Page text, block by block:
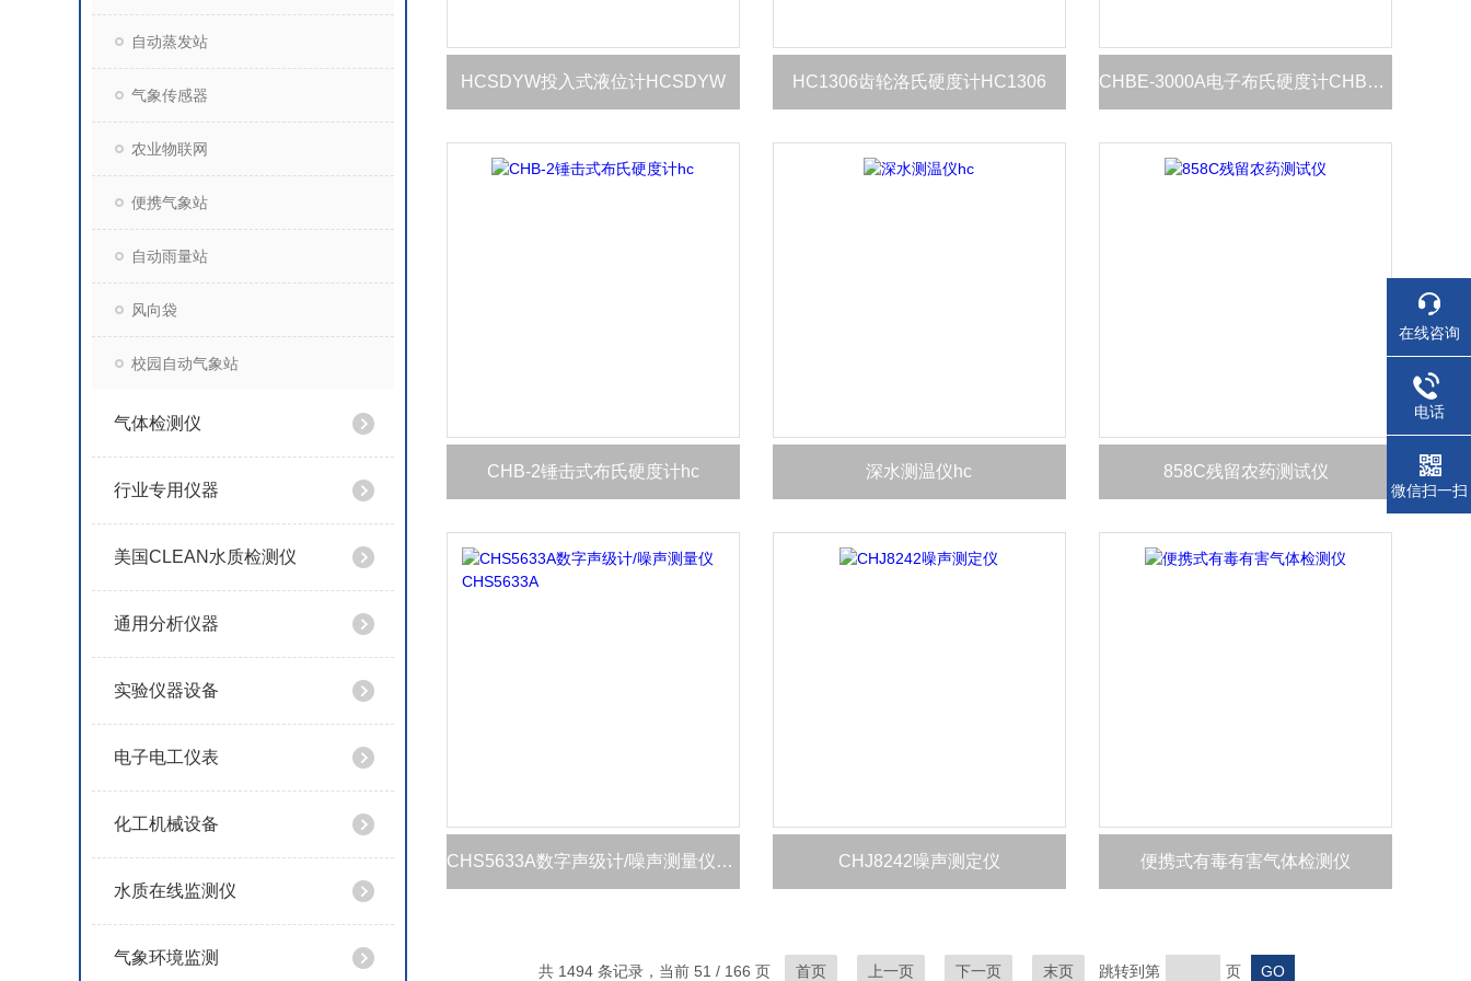
自动蒸发站
气象传感器
农业物联网
便携气象站
自动雨量站
风向袋
校园自动气象站
气体检测仪
行业专用仪器
美国CLEAN水质检测仪
通用分析仪器
实验仪器设备
电子电工仪表
化工机械设备
水质在线监测仪
气象环境监测
HCSDYW投入式液位计HCSDYW HC1306齿轮洛氏硬度计HC1306 CHBE-3000A电子布氏硬度计CHBE-3000A
CHB-2锤击式布氏硬度计hc 深水测温仪hc 858C残留农药测试仪
CHS5633A数字声级计/噪声测量仪CHS5633A CHJ8242噪声测定仪 便携式有毒有害气体检测仪
共 1494 条记录，当前 51 / 166 页 首页 上一页 下一页 末页 跳转到第 页
在线咨询
电话
微信扫一扫